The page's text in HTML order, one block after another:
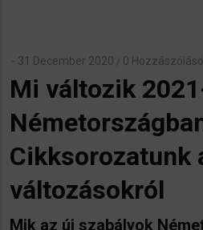
31 December 2020 / 0
Mi változik
Cikksorozatunk
változásokról
Mik az új szabályok